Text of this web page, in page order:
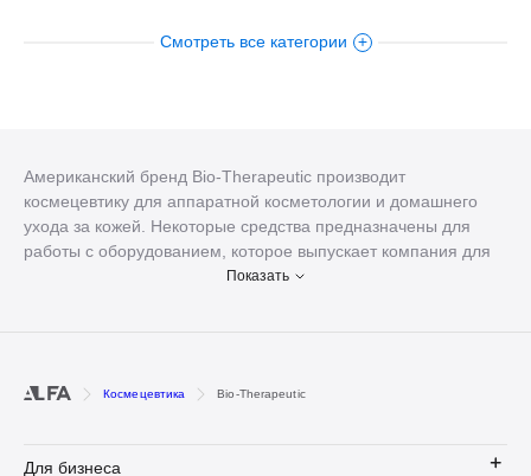
Уход за кожей тела
Масла для лица
SPA-аксессуары
Смотреть все категории
Американский бренд Bio-Therapeutic производит
космецевтику для аппаратной косметологии и домашнего
ухода за кожей. Некоторые средства предназначены для
работы с оборудованием, которое выпускает компания для
технологиях и косметологии. К разработке косметики Bio-
Показать
Космецевтика Bio-Therapeutic
Для бизнеса